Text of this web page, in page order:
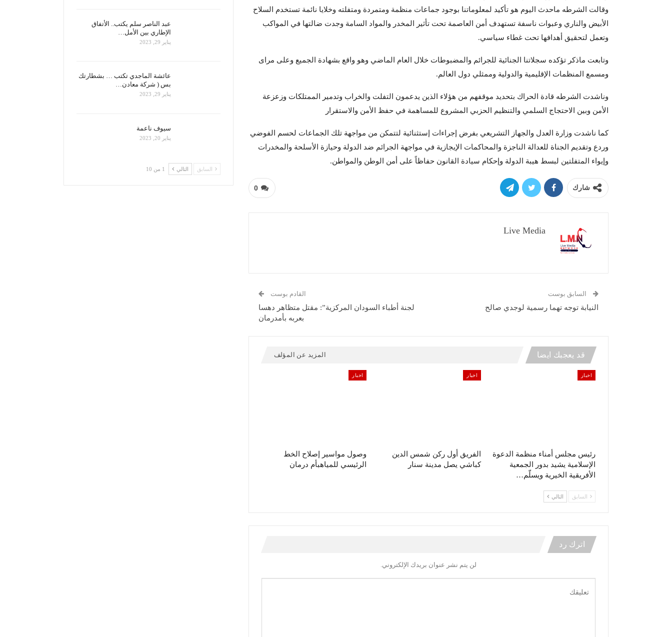
وقالت الشرطه ماحدث اليوم هو تأكيد لمعلوماتنا بوجود جماعات منظمة ومتمردة ومتفلته وخلايا نائمة تستخدم السلاح
الأبيض والناري وعبوات ناسفة تستهدف أمن العاصمة تحت تأثير المخدر والمواد السامة وجدت ضالتها في المواكب
وتعمل لتحقيق أهدافها تحت غطاء سياسي.
وتابعت ماذكر تؤكده سجلاتنا الجنائية للجرائم والمضبوطات خلال العام الماضي وهو واقع بشهادة الجميع وعلى مراى
ومسمع المنظمات الإقليمية والدولية وممثلي دول العالم.
وناشدت الشرطه قادة الحراك بتحديد موقفهم من هؤلاء الذين يدعمون التفلت والخراب وتدمير الممتلكات وزعزعة
الأمن وبين الاحتجاج السلمي والتنظيم الحزبي المشروع للمساهمة في حفظ الأمن والاستقرار
كما ناشدت وزارة العدل والجهاز التشريعي بفرض إجراءات إستثنائية لتتمكن من مواجهة تلك الجماعات لحسم الفوضي
وردع وتقديم الجناة للعدالة الناجزة والمحاكمات الإيجازية في مواجهة الجرائم ضد الدولة وحيازة الأسلحة والمخدرات
وإيواء المتفلتين لبسط هيبة الدولة وإحكام سيادة القانون حفاظاً على أمن الوطن والمواطن.
0 شارك
Live Media
السابق بوست
النيابة توجه تهما رسمية لوجدي صالح
القادم بوست
لجنة أطباء السودان المركزية”: مقتل متظاهر دهسا
بعربه بأمدرمان
قد يعجبك ايضا المزيد عن المؤلف
اخبار
رئيس مجلس أمناء منظمة الدعوة
الإسلامية يشيد بدور الجمعية
الأفريقية الخيرية ويسلّم…
اخبار
الفريق أول ركن شمس الدين
كباشي يصل مدينة سنار
اخبار
وصول مواسير إصلاح الخط
الرئيسي للمياهبأم درمان
السابق التالي
اترك رد
لن يتم نشر عنوان بريدك الإلكتروني.
عبد الناصر سلم يكتب.. الأتفاق
الإطاري بين الأمل…
يناير 29, 2023
عائشة الماجدي تكتب … بشطارتك
بس ( شركة معادن…
يناير 29, 2023
سيوف ناعمة
يناير 20, 2023
السابق التالي 1 من 10